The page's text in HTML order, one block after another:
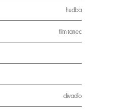
hudba
filmtanec
divadlo